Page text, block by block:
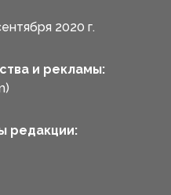
2020 г.
и рекламы:
редакции: